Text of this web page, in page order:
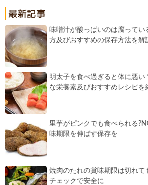
味噌汁が酸っぱいのは腐ってい
方及びおすすめの保存方法を解
明太子を食べ過ぎると体に悪い
な栄養素及びおすすめレシピを
里芋がピンクでも食べられる
味期限を伸ばす保存を
焼肉のたれの賞味期限は切れて
チェックで安全に